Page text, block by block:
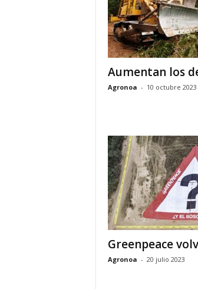
Aumentan los
Agronoa - 10 octubre 2023
Greenpeace
Agronoa - 20 julio 2023